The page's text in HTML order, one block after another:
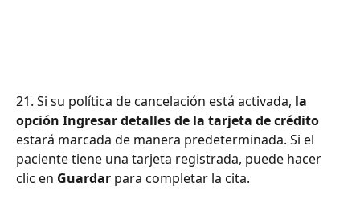
21. Si su política de cancelación está activada, la
opción Ingresar detalles de la tarjeta de crédito
estará marcada de manera predeterminada. Si el
paciente tiene una tarjeta registrada, puede hacer
clic en Guardar para completar la cita.